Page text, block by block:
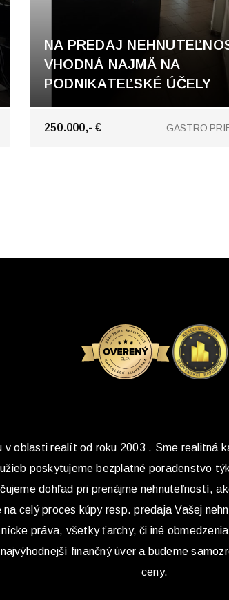
NA PREDAJ
VHODNÁ NAJMÄ NA
PODNIKATEĽSKÉ ÚČELY
Nové Zámky
GASTRO
250.000,- €
v oblasti realít od roku 2003 . Sme realitná
poskytujeme bezplatné poradenstvo
dohľad pri prenájme nehnuteľností,
celý proces kúpy resp. predaja Vašej
práva, všetky ťarchy, či iné
finančný úver a budeme
ceny.